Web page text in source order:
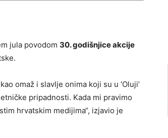
jula povodom 30. godišnjice akcije
omaž i slavlje onima koji su u ‘Oluji’
pripadnosti. Kada mi pravimo
hrvatskim medijima“, izjavio je